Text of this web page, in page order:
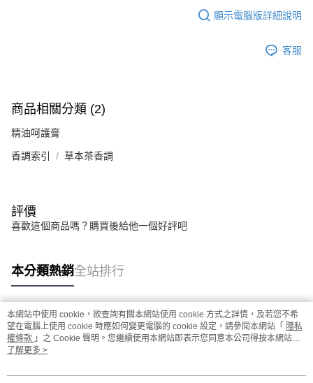
顯示電腦版詳細說明
客服
商品相關分類 (2)
精油呵護膏
香調索引 草本茶香調
評價
喜歡這個商品嗎？購買後給他一個好評吧
本分類熱銷全站排行
熱門標籤
本網站中使用 cookie，欲查詢有關本網站使用 cookie 方式之詳情，及若您不希
望在電腦上使用 cookie 時應如何變更電腦的 cookie 設定，請參閱本網站「 隱私
權條款 」之 Cookie 聲明。您繼續使用本網站即表示您同意本公司得按本網站使
用條款之 Cookie 聲明使用 cookie。
了解更多 >